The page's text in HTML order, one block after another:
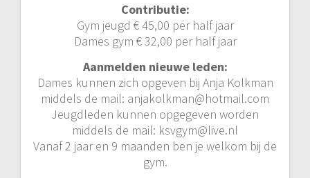
Contributie:
Gym jeugd € 45,00 per half jaar
Dames gym € 32,00 per half jaar
Aanmelden nieuwe leden:
Dames kunnen zich opgeven bij Anja Kolkman
middels de mail: anjakolkman@hotmail.com
Jeugdleden kunnen opgegeven worden
middels de mail: ksvgym@live.nl
Vanaf 2 jaar en 9 maanden ben je welkom bij de
gym.